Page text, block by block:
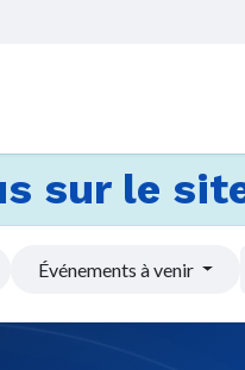
sur le
Événements à venir